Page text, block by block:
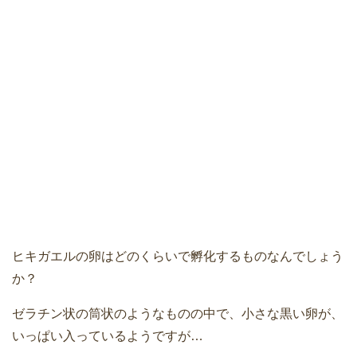
ヒキガエルの卵はどのくらいで孵化するものなんでしょう
か？
ゼラチン状の筒状のようなものの中で、小さな黒い卵が、
いっぱい入っているようですが…